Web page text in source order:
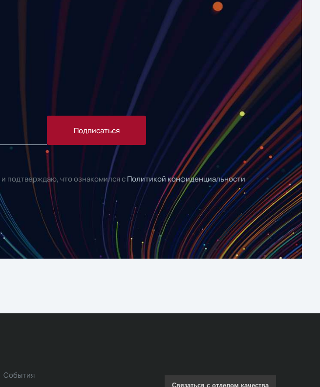
Подписаться
и подтверждаю, что ознакомился с Политикой конфиденциальности
События
Связаться с отделом качества